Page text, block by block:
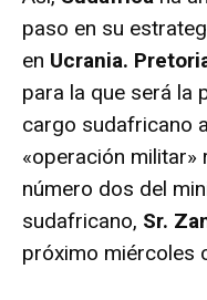
paso en su
en Ucrania.
para la que será la
cargo sudafricano
«operación militar»
número dos del
sudafricano, Sr.
próximo miércoles